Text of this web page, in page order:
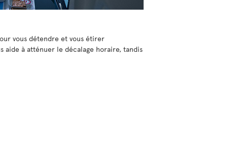
vous détendre et vous étirer
aide à atténuer le décalage horaire, tandis